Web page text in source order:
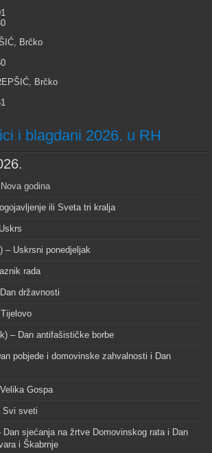
Brčko
Brčko
i blagdani 2026. u RH
Nova godina
ili Sveta tri kralja
– Uskrsni ponedjeljak
rada
državnosti
– Dan antifašističke borbe
pobjede i domovinske zahvalnosti i Dan
Gospa
Svi sveti
Dan sjećanja na žrtve Domovinskog rata i Dan
i Škabrnje